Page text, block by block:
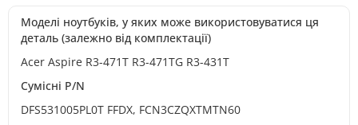
Моделі ноутбуків, у яких може використовуватися ця
деталь (залежно від комплектації)
Acer Aspire R3-471T R3-471TG R3-431T
Сумісні P/N
DFS531005PL0T FFDX, FCN3CZQXTMTN60